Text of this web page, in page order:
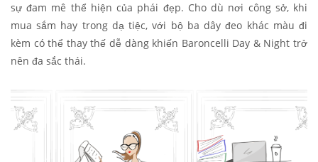
sự đam mê thể hiện của phái đẹp. Cho dù nơi công sở, khi
mua sắm hay trong dạ tiệc, với bộ ba dây đeo khác màu đi
kèm có thể thay thế dễ dàng khiến Baroncelli Day & Night trở
nên đa sắc thái.